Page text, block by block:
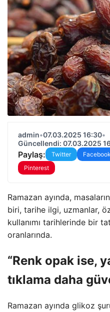
admin•07.03.2025 16:30•
Güncellendi: 07.03.2025
Paylaş: Twitter Facebook
Pinterest
Ramazan ayında,
biri, tarihe ilgi, uzmanlar,
kullanımı tarihlerinde bir
oranlarında.
“Renk opak ise,
tıklama daha
Ramazan ayında glikoz